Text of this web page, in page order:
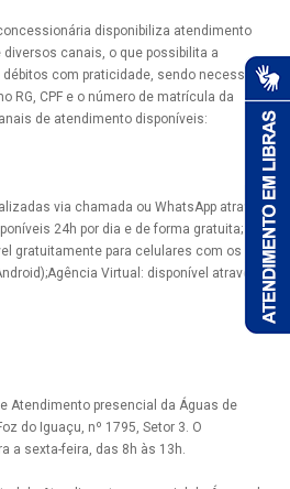
disponibiliza atendimento
canais, o que possibilita a
com praticidade, sendo necessário
RG, CPF e o número de matrícula da
de atendimento disponíveis:
via chamada ou WhatsApp através
24h por dia e de forma gratuita;
gratuitamente para celulares com os
Virtual: disponível através
Atendimento presencial da Águas de
do Iguaçu, nº 1795, Setor 3. O
a sexta-feira, das 8h às 13h.